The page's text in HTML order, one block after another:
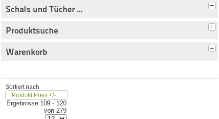
Schals und Tücher ...
Produktsuche
Warenkorb
Sortiert nach
Produkt Preis +/-
Ergebnisse 109 - 120
von 279